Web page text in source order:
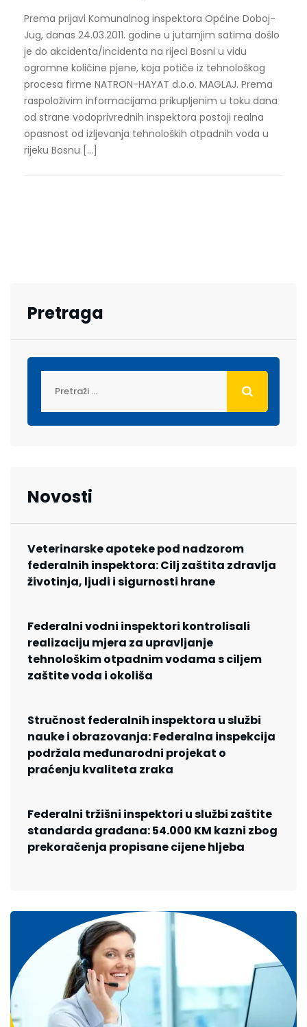
Prema prijavi Komunalnog inspektora Općine Doboj-
Jug, danas 24.03.2011. godine u jutarnjim satima došlo
je do akcidenta/incidenta na rijeci Bosni u vidu
ogromne količine pjene, koja potiče iz tehnološkog
procesa firme NATRON-HAYAT d.o.o. MAGLAJ. Prema
raspoloživim informacijama prikupljenim u toku dana
od strane vodoprivrednih inspektora postoji realna
opasnost od izljevanja tehnoloških otpadnih voda u
rijeku Bosnu […]
Pretraga
Novosti
Veterinarske apoteke pod nadzorom
federalnih inspektora: Cilj zaštita zdravlja
životinja, ljudi i sigurnosti hrane
Federalni vodni inspektori kontrolisali
realizaciju mjera za upravljanje
tehnološkim otpadnim vodama s ciljem
zaštite voda i okoliša
Stručnost federalnih inspektora u službi
nauke i obrazovanja: Federalna inspekcija
podržala međunarodni projekat o
praćenju kvaliteta zraka
Federalni tržišni inspektori u službi zaštite
standarda građana: 54.000 KM kazni zbog
prekoračenja propisane cijene hljeba